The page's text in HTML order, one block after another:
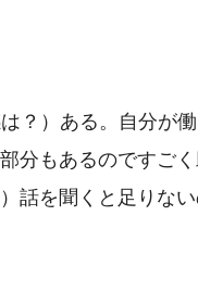
？）ある。自分が
分もあるのですご
話を聞くと足りな